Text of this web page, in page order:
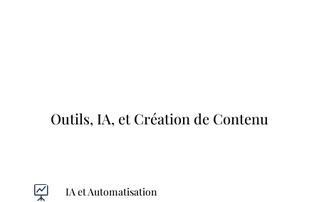
Outils, IA, et Création de Contenu
 IA et Automatisation